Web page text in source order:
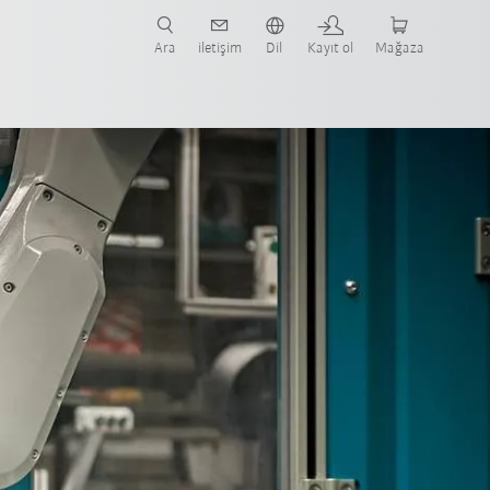
Ara iletişim Dil Kayıt ol Mağaza